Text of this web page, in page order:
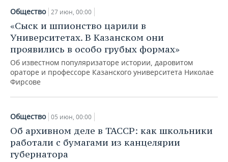
Общество 27 июн, 00:00
«Сыск и шпионство царили в
Университетах. В Казанском они
проявились в особо грубых формах»
Об известном популяризаторе истории, даровитом
ораторе и профессоре Казанского университета Николае
Фирсове
Общество 05 июн, 00:00
Об архивном деле в ТАССР: как школьники
работали с бумагами из канцелярии
губернатора